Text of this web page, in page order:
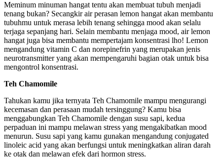
Meminum minuman hangat tentu akan membuat tubuh menjadi
tenang bukan? Secangkir air perasan lemon hangat akan membantu
tubuhmu untuk merasa lebih tenang sehingga mood akan selalu
terjaga sepanjang hari. Selain membantu menjaga mood, air lemon
hangat juga bisa membantu mempertajam konsentrasi lho! Lemon
mengandung vitamin C dan norepinefrin yang merupakan jenis
neurotransmitter yang akan mempengaruhi bagian otak untuk bisa
mengontrol konsentrasi.
Teh Chamomile
Tahukan kamu jika ternyata Teh Chamomile mampu mengurangi
kecemasan dan perasaan mudah tersinggung? Kamu bisa
menggabungkan Teh Chamomile dengan susu sapi, kedua
perpaduan ini mampu melawan stress yang mengakibatkan mood
menurun. Susu sapi yang kamu gunakan mengandung conjugated
linoleic acid yang akan berfungsi untuk meningkatkan aliran darah
ke otak dan melawan efek dari hormon stress.